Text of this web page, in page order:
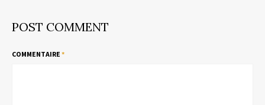
POST COMMENT
COMMENTAIRE *